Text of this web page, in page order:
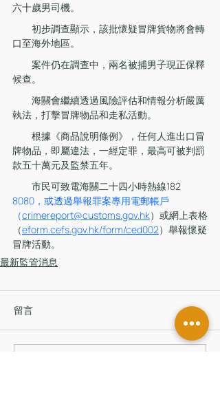
六十歲男司機。
初步調查顯示，該批懷疑冒牌貨物將會轉
口至海外地區。
案件仍在調查中，兩名被捕男子現正保釋
候查。
海關會繼續透過風險評估和情報分析嚴厲
執法，打擊冒牌物品和走私活動。
根據《商品說明條例》，任何人進出口冒
牌物品，即屬違法，一經定罪，最高可被判罰
款五十萬元及監禁五年。
市民可致電海關二十四小時熱線182
8080，或透過舉報罪案專用電郵帳戶
（crimereport@customs.gov.hk）或網上表格
（eform.cefs.gov.hk/form/ced002）舉報懷疑
冒牌活動。
最新監管消息
留言